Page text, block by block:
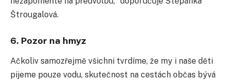
Štrougalová.
6. Pozor na hmyz
Ačkoliv samozřejmě všichni tvrdíme, že my i naše děti
pijeme pouze vodu, skutečnost na cestách občas bývá